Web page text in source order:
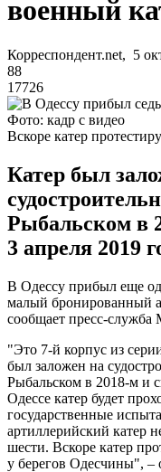
военный
Корреспондент.net, 5
88
17726
Фото: кадр с видео
Вскоре катер
Катер был
Рыбальском в
3 апреля 2019
В Одессу прибыл еще
малый бронированный
сообщает пресс-
"Это 7-й корпус из
был заложен на
Рыбальском в 2018-м и
Одессе катер будет
государственные
артиллерийский катер
шести. Вскоре катер
у берегов Одесчины", –